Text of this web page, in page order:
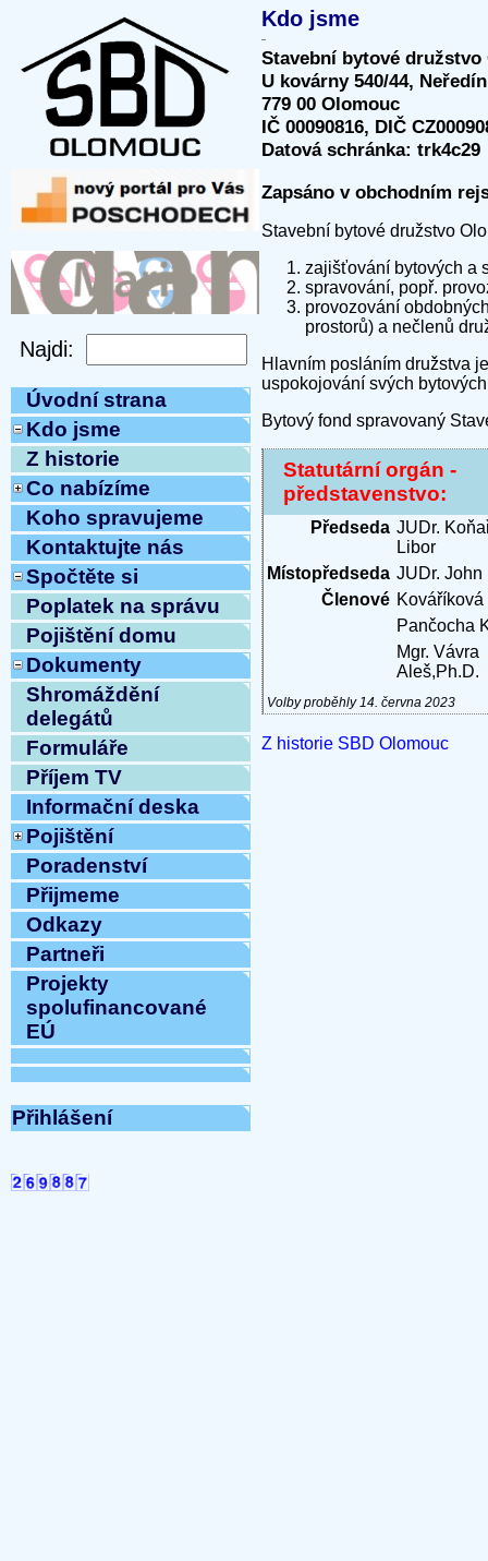
Úvodní strana
Kdo jsme
Z historie
Co nabízíme
Koho spravujeme
Kontaktujte nás
Spočtěte si
Poplatek na správu
Pojištění domu
Dokumenty
Shromáždění
delegátů
Formuláře
Příjem TV
Informační deska
Pojištění
Poradenství
Přijmeme
Odkazy
Partneři
Projekty
spolufinancované
EÚ
Přihlášení
Kdo jsme
Stavební bytové družstvo
U kovárny 540/44, Neředín
779 00 Olomouc
IČ 00090816, DIČ
Datová schránka: trk4c29
Zapsáno v obchodním
Stavební bytové družstvo
zajišťování bytových a
spravování, popř.
provozování
prostorů) a nečlenů
Hlavním posláním družstva
uspokojování svých
Bytový fond spravovaný
Statutární orgán -
představenstvo:
Předseda JUDr.
Libor
Místopředseda JUDr. John
Členové Kováříková
Pančocha
Mgr. Vávra
Aleš,Ph.D.
Volby proběhly 14. června 2023
Z historie SBD Olomouc